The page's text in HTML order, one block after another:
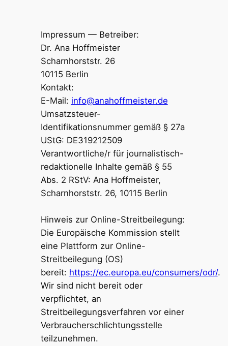
Impressum — Betreiber:
Dr. Ana Hoffmeister
Scharnhorststr. 26
10115 Berlin
Kontakt:
E-Mail: info@anahoffmeister.de
Umsatzsteuer-
Identifikationsnummer gemäß § 27a
UStG: DE319212509
Verantwortliche/r für journalistisch-
redaktionelle Inhalte gemäß § 55
Abs. 2 RStV: Ana Hoffmeister,
Scharnhorststr. 26, 10115 Berlin
Hinweis zur Online-Streitbeilegung:
Die Europäische Kommission stellt
eine Plattform zur Online-
Streitbeilegung (OS)
bereit: https://ec.europa.eu/consumers/odr/.
Wir sind nicht bereit oder
verpflichtet, an
Streitbeilegungsverfahren vor einer
Verbraucherschlichtungsstelle
teilzunehmen.